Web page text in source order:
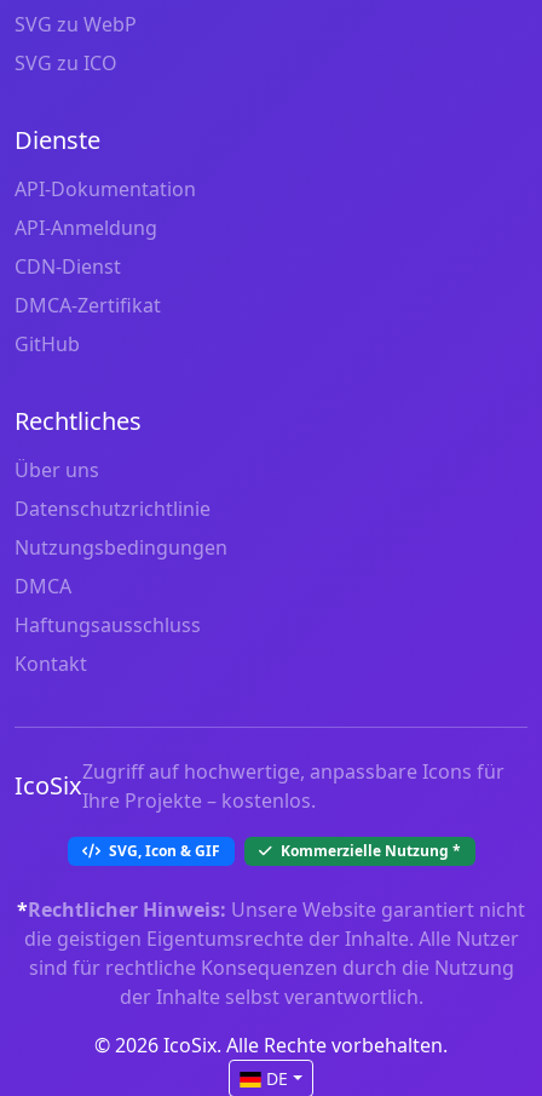
SVG zu WebP
SVG zu ICO
Dienste
API-Dokumentation
API-Anmeldung
CDN-Dienst
DMCA-Zertifikat
GitHub
Rechtliches
Über uns
Datenschutzrichtlinie
Nutzungsbedingungen
DMCA
Haftungsausschluss
Kontakt
IcoSixZugriff auf hochwertige, anpassbare Icons für
Ihre Projekte – kostenlos.
SVG, Icon & GIF Kommerzielle Nutzung *
*Rechtlicher Hinweis: Unsere Website garantiert nicht
die geistigen Eigentumsrechte der Inhalte. Alle Nutzer
sind für rechtliche Konsequenzen durch die Nutzung
der Inhalte selbst verantwortlich.
© 2026 IcoSix. Alle Rechte vorbehalten.
DE